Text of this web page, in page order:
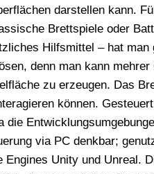
dar­stel­len kann.
Brett­spie­le oder
Hilfs­mit­tel – hat
denn man kann
zu erzeu­gen. Das
kön­nen.
die
via PC denk­bar;
Engi­nes Unity und Unre­al.